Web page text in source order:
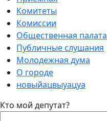
Комитеты
Комиссии
Общественная палата
Публичные слушания
Молодежная дума
О городе
новыйацвыуацуа
Кто мой депутат?